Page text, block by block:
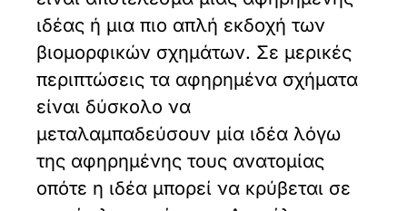
ιδέας ή μια πιο απλή εκδοχή των
βιομορφικών σχημάτων. Σε μερικές
περιπτώσεις τα αφηρημένα σχήματα
είναι δύσκολο να
μεταλαμπαδεύσουν μία ιδέα λόγω
της αφηρημένης τους ανατομίας
οπότε η ιδέα μπορεί να κρύβεται σε